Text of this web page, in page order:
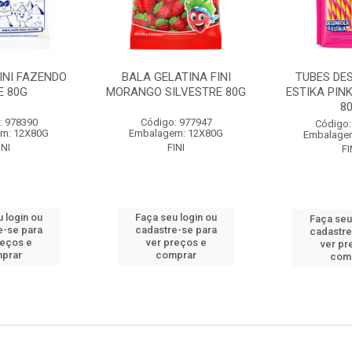
FAZENDO
80G
978390
12X80G
login ou
se para
e
BALA GELATINA FINI
MORANGO SILVESTRE 80G
Código: 977947
Embalagem: 12X80G
FINI
Faça seu login ou
cadastre-se para
ver preços e
comprar
TUBES
ESTIKA
Faça
ver